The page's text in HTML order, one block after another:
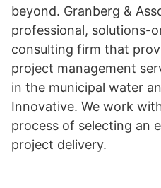
beyond. Granberg &
professional, solutions-
consulting firm that
project management
in the municipal water
Innovative. We work
process of selecting an
project delivery.